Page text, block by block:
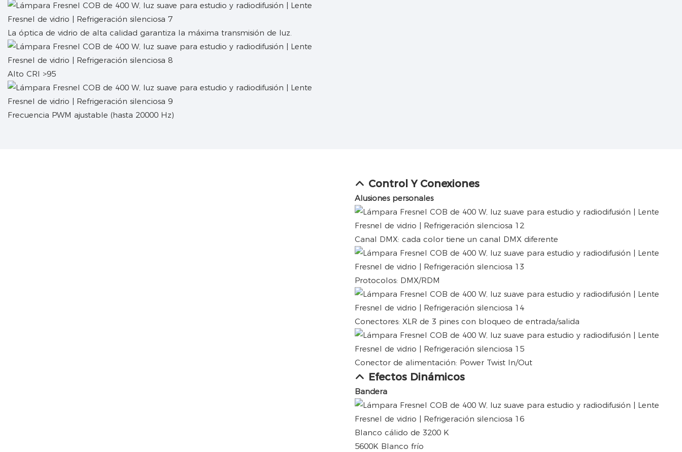
La óptica de vidrio de alta calidad garantiza la máxima transmisión de luz.
Alto CRI >95
Frecuencia PWM ajustable (hasta 20000 Hz)
Control Y Conexiones
Alusiones personales
Canal DMX: cada color tiene un canal DMX diferente
Protocolos: DMX/RDM
Conectores: XLR de 3 pines con bloqueo de entrada/salida
Conector de alimentación: Power Twist In/Out
Efectos Dinámicos
Bandera
Blanco cálido de 3200 K
5600K Blanco frío